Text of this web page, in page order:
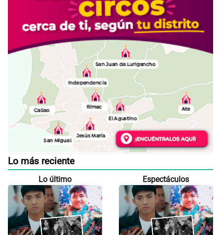
Lo más reciente
Lo último Espectáculos